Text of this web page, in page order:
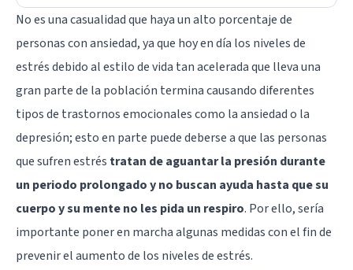
No es una casualidad que haya un alto porcentaje de
personas conansiedad, ya que hoy en día los niveles de
estrés debido al estilo de vida tan acelerada que lleva una
gran parte de la población termina causando diferentes
tipos de trastornos emocionales como la ansiedad o la
depresión; esto en parte puede deberse a que las personas
que sufren estrés tratan de aguantar la presión durante
un periodo prolongado y no buscan ayuda hasta que su
cuerpo y su mente no les pida un respiro. Por ello, sería
importante poner en marcha algunas medidas con el fin de
prevenir el aumento de los niveles de estrés.